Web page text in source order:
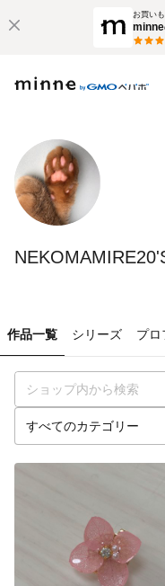
お買い
minne
作品一覧 シリーズ プロ